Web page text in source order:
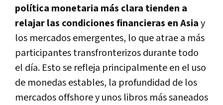
política monetaria más clara tienden a
relajar las condiciones financieras en Asiay
los mercados emergentes, lo que atrae a más
participantes transfronterizos durante todo
el día. Esto se refleja principalmente en el uso
de monedas estables, la profundidad de los
mercados offshore y unos libros más saneados